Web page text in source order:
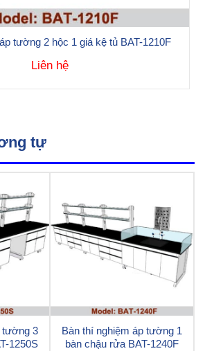
tường 2 hộc 1 giá kệ tủ BAT-1210F
Liên hệ
tự
tường 3
1250S
Bàn thí nghiệm áp tường 1
bàn chậu rửa BAT-1240F